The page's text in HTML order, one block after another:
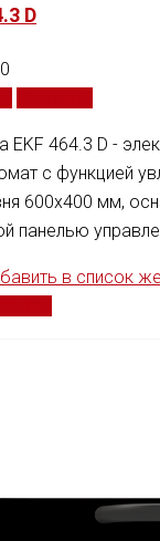
D
EKF 464.3 D -
с функцией
600x400 мм,
панелью
в список